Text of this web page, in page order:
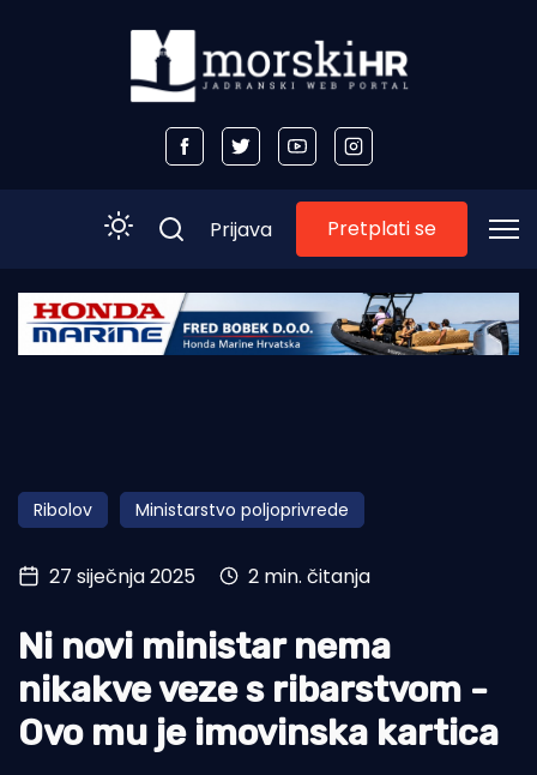
Početna
Obala
Otoci
Turizam i nautika
Pomorstvo
Ribolov
Ekologija
Prijava Pretplati se
Ribolov Ministarstvo poljoprivrede
27 siječnja 2025 2 min. čitanja
Ni novi ministar nema
nikakve veze s ribarstvom -
Ovo mu je imovinska kartica